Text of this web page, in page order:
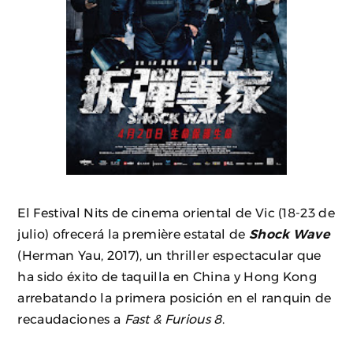
El Festival Nits de cinema oriental de Vic (18-23 de
julio) ofrecerá la première estatal de Shock Wave
(Herman Yau, 2017), un thriller espectacular que
ha sido éxito de taquilla en China y Hong Kong
arrebatando la primera posición en el ranquin de
recaudaciones a Fast & Furious 8.